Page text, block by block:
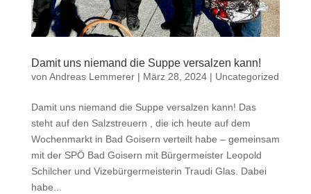
Damit uns niemand die Suppe versalzen kann!
von Andreas Lemmerer| März 28, 2024| Uncategorized
Damit uns niemand die Suppe versalzen kann! Das
steht auf den Salzstreuern , die ich heute auf dem
Wochenmarkt in Bad Goisern verteilt habe – gemeinsam
mit der SPÖ Bad Goisern mit Bürgermeister Leopold
Schilcher und Vizebürgermeisterin Traudi Glas. Dabei
habe...